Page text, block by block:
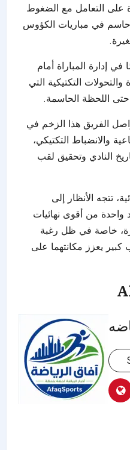
على التعامل مع الضغوط
حاسم في مباريات الكؤوس
إدارة المباراة أمام
والتحولات التكتيكية التي
حتى اللحظة الحاسمة.
الفريق هذا الزخم في
والانضباط التكتيكي،
النادي وتحقيق لقب
تتجه الأنظار إلى
واحدة من أقوى نهائيات
خاصة في ظل رغبة
يعزز مكانتهما على